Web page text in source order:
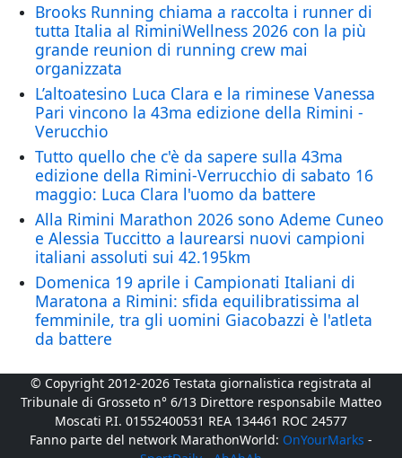
Brooks Running chiama a raccolta i runner di
tutta Italia al RiminiWellness 2026 con la più
grande reunion di running crew mai
organizzata
L’altoatesino Luca Clara e la riminese Vanessa
Pari vincono la 43ma edizione della Rimini -
Verucchio
Tutto quello che c'è da sapere sulla 43ma
edizione della Rimini-Verrucchio di sabato 16
maggio: Luca Clara l'uomo da battere
Alla Rimini Marathon 2026 sono Ademe Cuneo
e Alessia Tuccitto a laurearsi nuovi campioni
italiani assoluti sui 42.195km
Domenica 19 aprile i Campionati Italiani di
Maratona a Rimini: sfida equilibratissima al
femminile, tra gli uomini Giacobazzi è l'atleta
da battere
© Copyright 2012-2026 Testata giornalistica registrata al
Tribunale di Grosseto n° 6/13 Direttore responsabile Matteo
Moscati P.I. 01552400531 REA 134461 ROC 24577
Fanno parte del network MarathonWorld: OnYourMarks -